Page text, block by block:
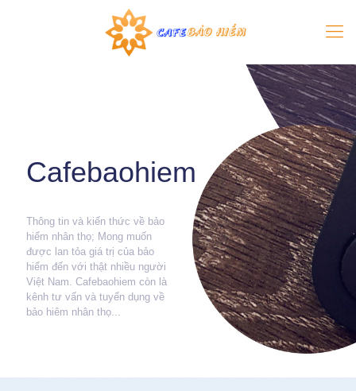
Cafebaohiem
Thông tin và kiến thức về bảo
hiểm nhân thọ; Mong muốn
được lan tỏa giá trị của bảo
hiểm đến với thật nhiều người
Việt Nam. Cafebaohiem còn là
kênh tư vấn và tuyển dụng về
bảo hiêm nhân thọ...